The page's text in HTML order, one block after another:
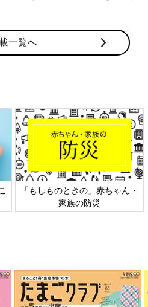
一覧へ
「もしものときの」赤ちゃん・
家族の防災